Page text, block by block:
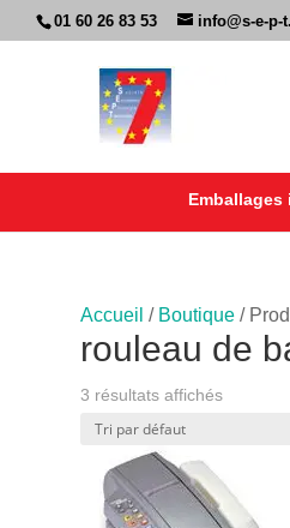
01 60 26 83 53 info@s-e-p-
Accueil / Boutique /
rouleau de
3 résultats affichés